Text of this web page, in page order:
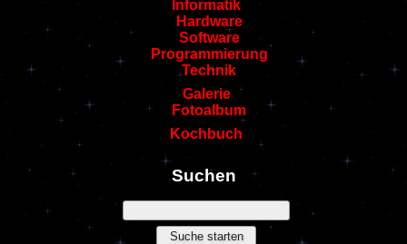
Informatik
Hardware
Software
Programmierung
Technik
Galerie
Fotoalbum
Kochbuch
Suchen